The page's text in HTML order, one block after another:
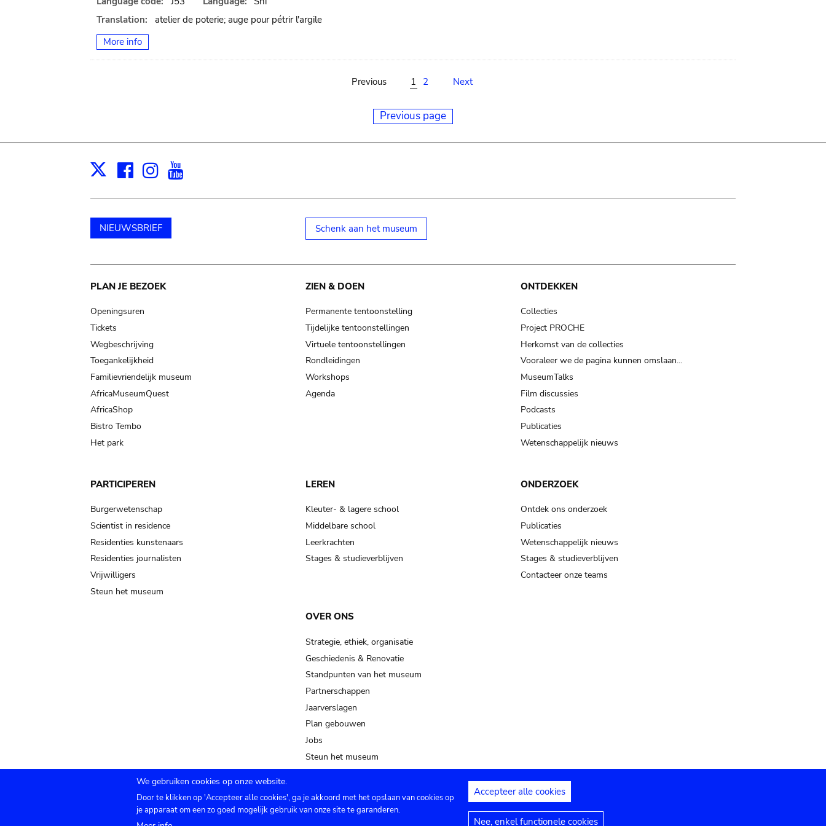
Translation:
atelier de poterie; auge pour pétrir l'argile
More info
Previous 1 2 Next
Previous page
X Facebook
Instagram
NIEUWSBRIEF Schenk aan het museum
Main
navigation
PLAN JE BEZOEK
Openingsuren
Tickets
Wegbeschrijving
Toegankelijkheid
Familievriendelijk museum
AfricaMuseumQuest
AfricaShop
Bistro Tembo
Het park
ZIEN & DOEN
Permanente tentoonstelling
Tijdelijke tentoonstellingen
Virtuele tentoonstellingen
Rondleidingen
Workshops
Agenda
ONTDEKKEN
Collecties
Project PROCHE
Herkomst van de collecties
Vooraleer we de pagina kunnen omslaan…
MuseumTalks
Film discussies
Podcasts
Publicaties
Wetenschappelijk nieuws
PARTICIPEREN
Burgerwetenschap
Scientist in residence
Residenties kunstenaars
Residenties journalisten
Vrijwilligers
Steun het museum
LEREN
Kleuter- & lagere school
Middelbare school
Leerkrachten
Stages & studieverblijven
ONDERZOEK
Ontdek ons onderzoek
Publicaties
Wetenschappelijk nieuws
Stages & studieverblijven
Contacteer onze teams
OVER ONS
Strategie, ethiek, organisatie
Geschiedenis & Renovatie
Standpunten van het museum
Partnerschappen
Jaarverslagen
Plan gebouwen
Jobs
Steun het museum
Submenu
Agenda Pers Zaalverhuur Contact Privacy instellingen Juridische mededelingen
We gebruiken cookies op onze website.
Door te klikken op 'Accepteer alle cookies', ga je akkoord met het opslaan van cookies op
je apparaat om een zo goed mogelijk gebruik van onze site te garanderen.
Accepteer alle cookies
Nee, enkel functionele cookies